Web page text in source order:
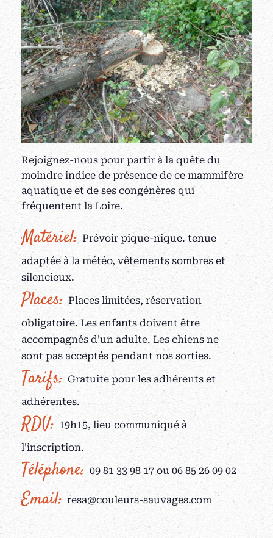
Rejoignez-nous pour partir à la quête du
moindre indice de présence de ce mammifère
aquatique et de ses congénères qui
fréquentent la Loire.
Matériel: Prévoir pique-nique. tenue
adaptée à la météo, vêtements sombres et
silencieux.
Places:Places limitées, réservation
obligatoire. Les enfants doivent être
accompagnés d'un adulte. Les chiens ne
sont pas acceptés pendant nos sorties.
Tarifs: Gratuite pour les adhérents et
adhérentes.
RDV: 19h15, lieu communiqué à
l'inscription.
Téléphone: 09 81 33 98 17 ou 06 85 26 09 02
Email: resa@couleurs-sauvages.com